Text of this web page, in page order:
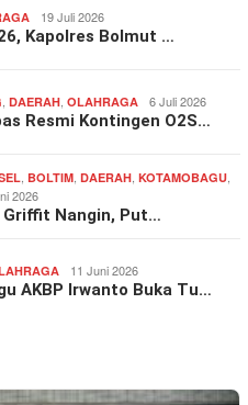
19 Juli 2026
Kapolres Bolmut …
DAERAH OLAHRAGA 6 Juli 2026
Resmi Kontingen O2S…
BOLTIM DAERAH KOTAMOBAGU
2026
Nangin, Put…
11 Juni 2026
AKBP Irwanto Buka Tu…